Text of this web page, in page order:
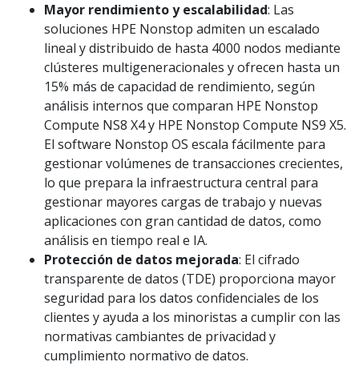
Mayor rendimiento y escalabilidad: Las
soluciones HPE Nonstop admiten un escalado
lineal y distribuido de hasta 4000 nodos mediante
clústeres multigeneracionales y ofrecen hasta un
15% más de capacidad de rendimiento, según
análisis internos que comparan HPE Nonstop
Compute NS8 X4 y HPE Nonstop Compute NS9 X5.
El software Nonstop OS escala fácilmente para
gestionar volúmenes de transacciones crecientes,
lo que prepara la infraestructura central para
gestionar mayores cargas de trabajo y nuevas
aplicaciones con gran cantidad de datos, como
análisis en tiempo real e IA.
Protección de datos mejorada: El cifrado
transparente de datos (TDE) proporciona mayor
seguridad para los datos confidenciales de los
clientes y ayuda a los minoristas a cumplir con las
normativas cambiantes de privacidad y
cumplimiento normativo de datos.